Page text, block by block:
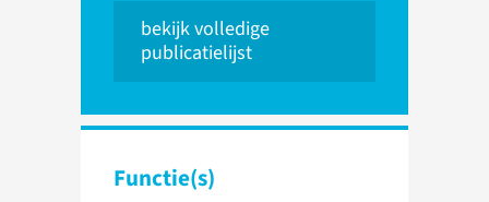
bekijk volledige
publicatielijst
Functie(s)